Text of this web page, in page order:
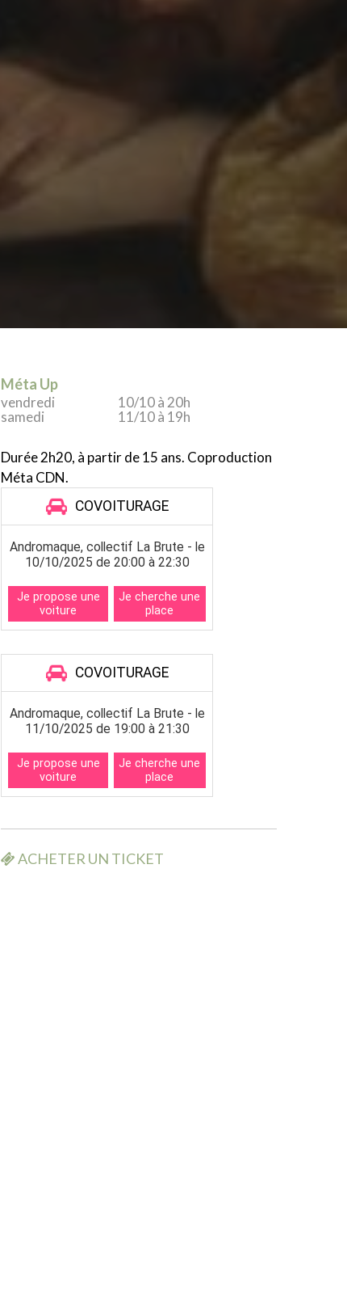
Méta Up
vendredi
10/10 à 20h
samedi
11/10 à 19h
Durée 2h20, à partir de 15 ans. Coproduction
Méta CDN.
ACHETER UN TICKET